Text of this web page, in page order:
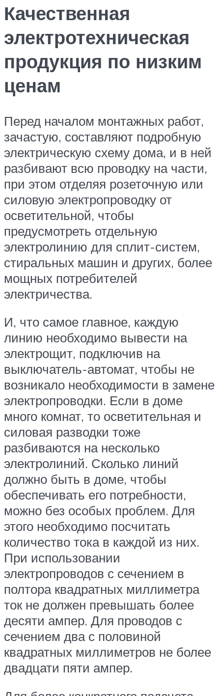
Качественная
электротехническая
продукция по низким
ценам
Перед началом монтажных работ,
зачастую, составляют подробную
электрическую схему дома, и в ней
разбивают всю проводку на части,
при этом отделяя розеточную или
силовую электропроводку от
осветительной, чтобы
предусмотреть отдельную
электролинию для сплит-систем,
стиральных машин и других, более
мощных потребителей
электричества.
И, что самое главное, каждую
линию необходимо вывести на
электрощит, подключив на
выключатель-автомат, чтобы не
возникало необходимости в замене
электропроводки. Если в доме
много комнат, то осветительная и
силовая разводки тоже
разбиваются на несколько
электролиний. Сколько линий
должно быть в доме, чтобы
обеспечивать его потребности,
можно без особых проблем. Для
этого необходимо посчитать
количество тока в каждой из них.
При использовании
электропроводов с сечением в
полтора квадратных миллиметра
ток не должен превышать более
десяти ампер. Для проводов с
сечением два с половиной
квадратных миллиметров не более
двадцати пяти ампер.